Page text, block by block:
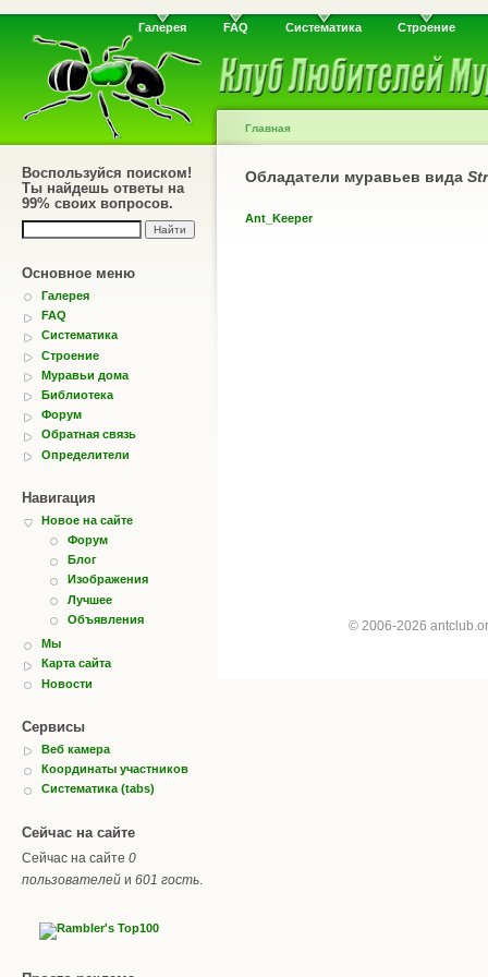
Галерея FAQ Систематика Строение
Воспользуйся поиском!
Ты найдешь ответы на
99% своих вопросов.
Основное меню
Галерея
FAQ
Систематика
Строение
Муравьи дома
Библиотека
Форум
Обратная связь
Определители
Навигация
Новое на сайте
Форум
Блог
Изображения
Лучшее
Объявления
Мы
Карта сайта
Новости
Сервисы
Веб камера
Координаты участников
Систематика (tabs)
Сейчас на сайте
Сейчас на сайте 0
пользователей и 601 гость
Главная
Обладатели муравьев вида
Ant_Keeper
© 2006-2026